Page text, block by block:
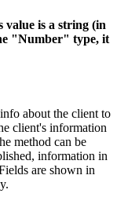
is a string (in
"Number" type, it
about the client to
client's information
method can be
information in
are shown in